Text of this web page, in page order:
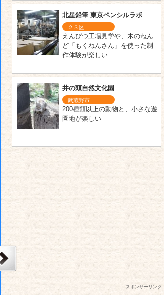
北星鉛筆 東京ペンシルラボ
２３区
えんぴつ工場見学や、木のねん
ど「もくねんさん」を使った制
作体験が楽しい
井の頭自然文化園
武蔵野市
200種類以上の動物と、小さな遊
園地が楽しい
スポンサーリンク